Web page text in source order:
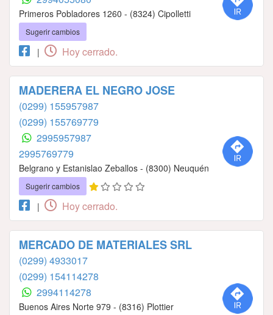
Primeros Pobladores 1260 - (8324) Cipolletti
Sugerir cambios
| Hoy cerrado.
MADERERA EL NEGRO JOSE
(0299) 155957987
(0299) 155769779
2995957987
2995769779
Belgrano y Estanislao Zeballos - (8300) Neuquén
Sugerir cambios
| Hoy cerrado.
MERCADO DE MATERIALES SRL
(0299) 4933017
(0299) 154114278
2994114278
Buenos Aires Norte 979 - (8316) Plottier